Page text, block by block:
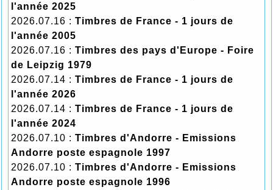
l'année 2025
2026.07.16 : Timbres de France - 1 jours de
l'année 2005
2026.07.16 : Timbres des pays d'Europe - Foire
de Leipzig 1979
2026.07.14 : Timbres de France - 1 jours de
l'année 2026
2026.07.14 : Timbres de France - 1 jours de
l'année 2024
2026.07.10 : Timbres d'Andorre - Emissions
Andorre poste espagnole 1997
2026.07.10 : Timbres d'Andorre - Emissions
Andorre poste espagnole 1996